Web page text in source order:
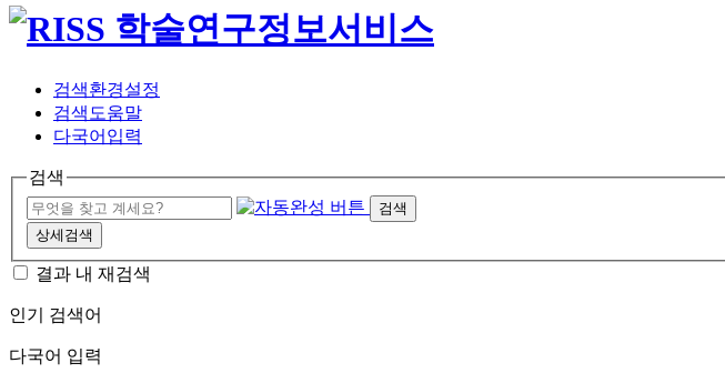
검색환경설정
검색도움말
다국어입력
검색
검색
상세검색
결과 내 재검색
인기 검색어
다국어 입력